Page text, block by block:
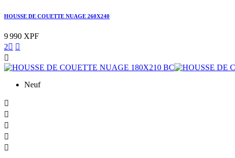
HOUSSE DE COUETTE NUAGE 260X240
9 990 XPF
2 

Neuf




